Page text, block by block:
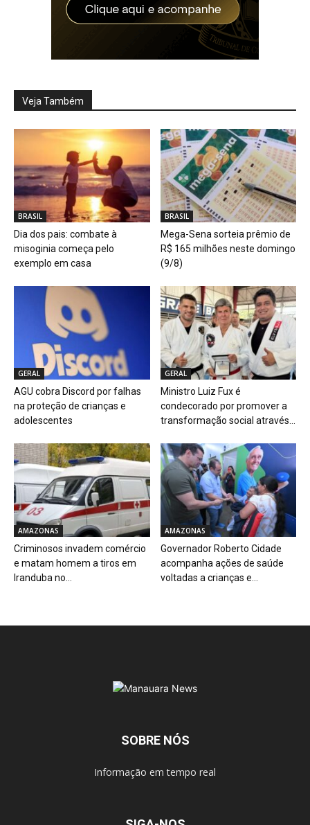
Veja Também
BRASIL
Dia dos pais: combate à
misoginia começa pelo
exemplo em casa
BRASIL
Mega-Sena sorteia prêmio de
R$ 165 milhões neste domingo
(9/8)
GERAL
AGU cobra Discord por falhas
na proteção de crianças e
adolescentes
GERAL
Ministro Luiz Fux é
condecorado por promover a
transformação social através...
AMAZONAS
Criminosos invadem comércio
e matam homem a tiros em
Iranduba no...
AMAZONAS
Governador Roberto Cidade
acompanha ações de saúde
voltadas a crianças e...
SOBRE NÓS
Informação em tempo real